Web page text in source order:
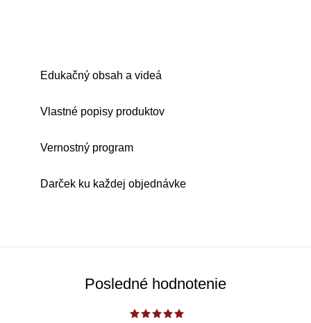
Edukačný obsah a videá
Vlastné popisy produktov
Vernostný program
Darček ku každej objednávke
Posledné hodnotenie